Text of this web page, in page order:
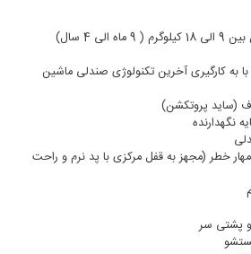
4 سال)
به کارگیری آخرین تکنولوژی صندلی ماشین
(ساید پروتکشن)
نگهدارنده
ایمنی با 5 نقطه مهار خطر (مجهز به قفل مرکزی با پد نرم و راحت
و پشتی سر